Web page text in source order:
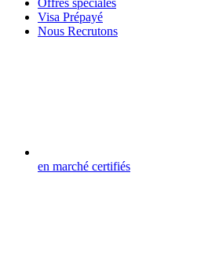
Offres spéciales
Visa Prépayé
Nous Recrutons
en marché certifiés